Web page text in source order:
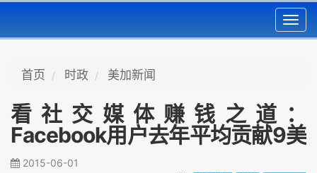
首页 时政 美加新闻
看社交媒体赚钱之道：
Facebook用户去年平均贡献9美
元2015-06-01